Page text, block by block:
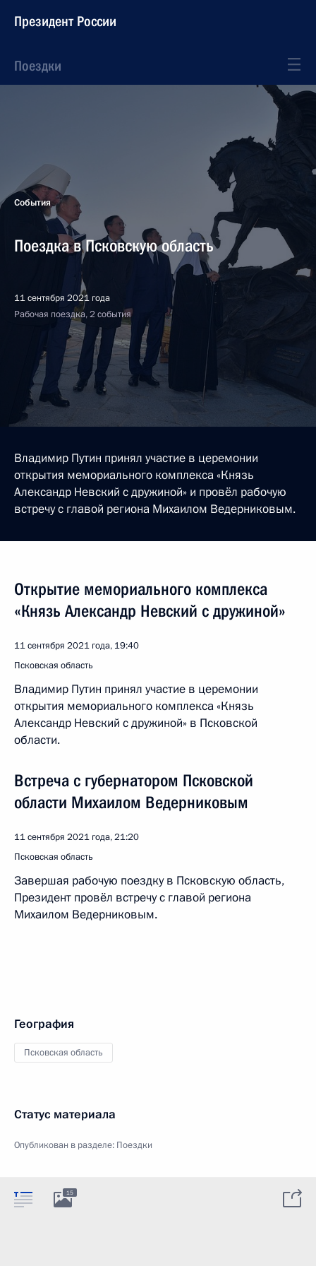
Президент России
Поездки
События
Поездка в Псковскую область
11 сентября 2021 года
Рабочая поездка, 2 события
Владимир Путин принял участие в церемонии
открытия мемориального комплекса «Князь
Александр Невский с дружиной» и провёл рабочую
встречу с главой региона Михаилом Ведерниковым.
Открытие мемориального комплекса
«Князь Александр Невский с дружиной»
11 сентября 2021 года, 19:40
Псковская область
Владимир Путин принял участие в церемонии
открытия мемориального комплекса «Князь
Александр Невский с дружиной» в Псковской
области.
Встреча с губернатором Псковской
области Михаилом Ведерниковым
11 сентября 2021 года, 21:20
Псковская область
Завершая рабочую поездку в Псковскую область,
Президент провёл встречу с главой региона
Михаилом Ведерниковым.
География
Псковская область
Статус материала
Опубликован в разделе: Поездки
15